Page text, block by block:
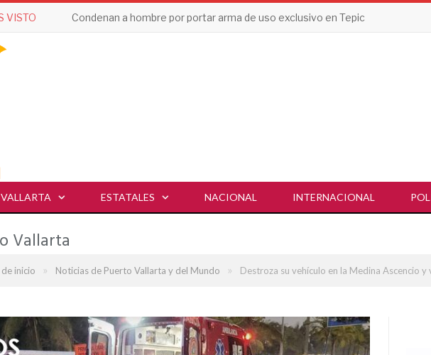
VISTO Condenan a hombre por portar arma de uso exclusivo en Tepic
ESTATALES NACIONAL INTERNACIONAL
Vallarta
de inicio » Noticias de Puerto Vallarta y del Mundo » Destroza su vehículo en la Medina Ascencio